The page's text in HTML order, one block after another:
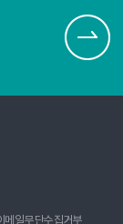
메일무단수집거부